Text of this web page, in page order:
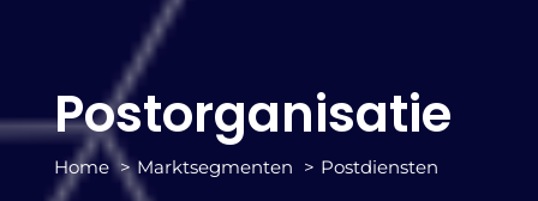
Postorganisatie
Home Marktsegmenten Postdiensten